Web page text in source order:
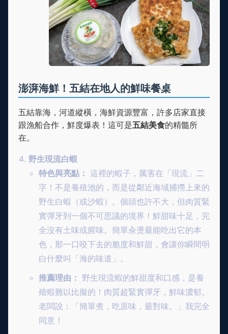
澎湃海鮮！五結在地人的鮮味餐桌
五結靠海，河道縱橫，海鮮資源豐富，許多店家直接
跟漁船合作，鮮度爆表！這可是五結美食的精髓所
在。
野生現流白蝦
特色與亮點： 這裡的蝦子，厲害在「現流」二
字！不是養殖池的，而是從鄰近海域捕撈上來的
野生白蝦（或沙蝦）。個頭也許不大，但肉質緊
實彈牙到一個不可思議的境界！鮮甜味十足，完
全沒有土味或腥味。簡單汆燙最能吃出它的本
色，那一口咬下去的脆度和鮮甜，會讓你瞬間明
白什麼叫「海的味道」。
推薦理由： 野生現流蝦的鮮甜度和口感，是養
殖蝦難以比擬的！肉質超緊實彈牙，鮮味濃郁。
老闆說：「簡單煮，吃原味，最對味。」我完全
同意！